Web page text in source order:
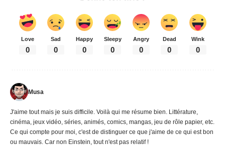
Love
0
Sad
0
Happy
0
Sleepy
0
Angry
0
Dead
0
Wink
0
Musa
J'aime tout mais je suis difficile. Voilà qui me résume bien. Littérature,
cinéma, jeux vidéo, séries, animés, comics, mangas, jeu de rôle papier, etc.
Ce qui compte pour moi, c'est de distinguer ce que j'aime de ce qui est bon
ou mauvais. Car non Einstein, tout n'est pas relatif !